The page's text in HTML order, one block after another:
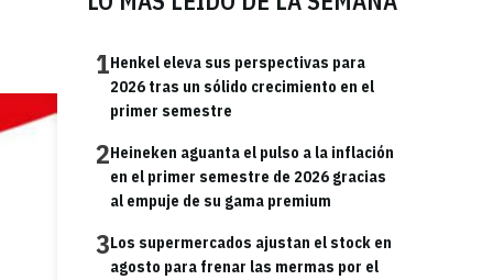
1Henkel eleva sus perspectivas para
2026 tras un sólido crecimiento en el
primer semestre
2Heineken aguanta el pulso a la inflación
en el primer semestre de 2026 gracias
al empuje de su gama premium
3Los supermercados ajustan el stock en
agosto para frenar las mermas por el